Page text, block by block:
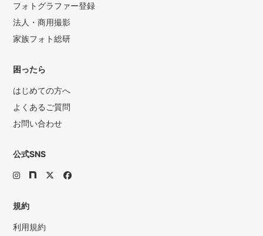
フォトグラファー登録
法人・商用撮影
家族フォト総研
困ったら
はじめての方へ
よくあるご質問
お問い合わせ
公式SNS
規約
利用規約